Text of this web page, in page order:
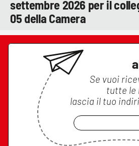
settembre 2026 per il
05 della Camera
Se vuoi
tutte le
lascia il tuo